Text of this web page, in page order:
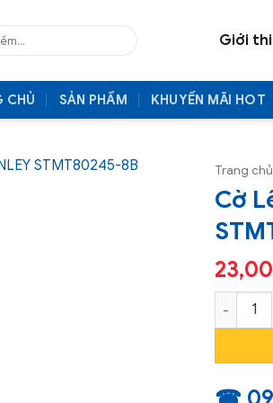
Giới
CHỦ SẢN PHẨM KHUYẾN MÃI HOT
Trang chủ
Cờ
Cờ Lê 2